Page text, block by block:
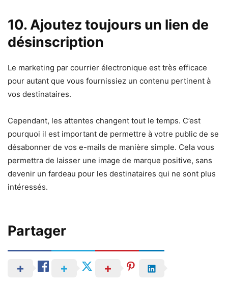
10. Ajoutez toujours un lien de
désinscription
Le marketing par courrier électronique est très efficace
pour autant que vous fournissiez un contenu pertinent à
vos destinataires.
Cependant, les attentes changent tout le temps. C’est
pourquoi il est important de permettre à votre public de se
désabonner de vos e-mails de manière simple. Cela vous
permettra de laisser une image de marque positive, sans
devenir un fardeau pour les destinataires qui ne sont plus
intéressés.
Partager